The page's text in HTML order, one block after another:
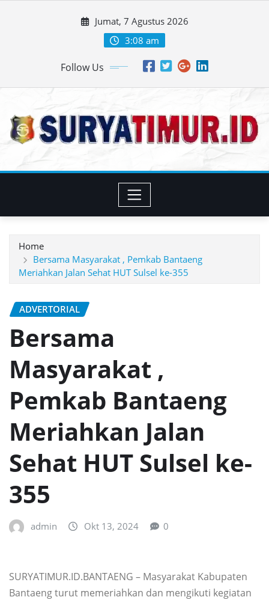
Jumat, 7 Agustus 2026
3:08 am
Follow Us
Home
Bersama Masyarakat , Pemkab Bantaeng
Meriahkan Jalan Sehat HUT Sulsel ke-355
ADVERTORIAL
Bersama
Masyarakat ,
Pemkab Bantaeng
Meriahkan Jalan
Sehat HUT Sulsel ke-
355
admin Okt 13, 2024 0
SURYATIMUR.ID.BANTAENG – Masyarakat Kabupaten
Bantaeng turut memeriahkan dan mengikuti kegiatan